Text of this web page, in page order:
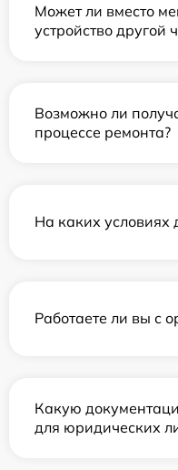
Может ли вместо
устройство другой
Возможно ли
процессе ремонта?
На каких условиях
Работаете ли вы с
Какую
для юридических